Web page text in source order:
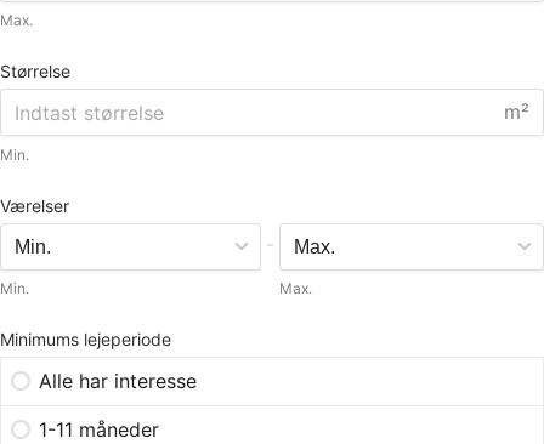
Max.
Størrelse
m²
Min.
Værelser
Min.
-
Max.
Minimums lejeperiode
Alle har interesse
1-11 måneder